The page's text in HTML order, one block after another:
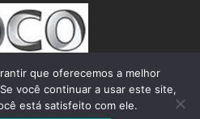
que oferecemos a melhor
você continuar a usar este site,
está satisfeito com ele.